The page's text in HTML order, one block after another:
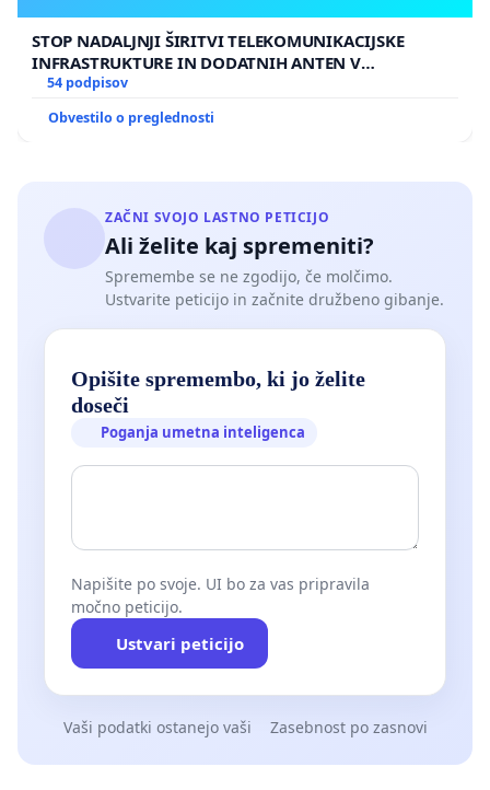
STOP NADALJNJI ŠIRITVI TELEKOMUNIKACIJSKE
INFRASTRUKTURE IN DODATNIH ANTEN V
GRADIŠČAKU
54 podpisov
Obvestilo o preglednosti
ZAČNI SVOJO LASTNO PETICIJO
Ali želite kaj spremeniti?
Spremembe se ne zgodijo, če molčimo.
Ustvarite peticijo in začnite družbeno gibanje.
Opišite spremembo, ki jo želite
doseči
Poganja umetna inteligenca
Napišite po svoje. UI bo za vas pripravila
močno peticijo.
Ustvari peticijo
Vaši podatki ostanejo vaši Zasebnost po zasnovi